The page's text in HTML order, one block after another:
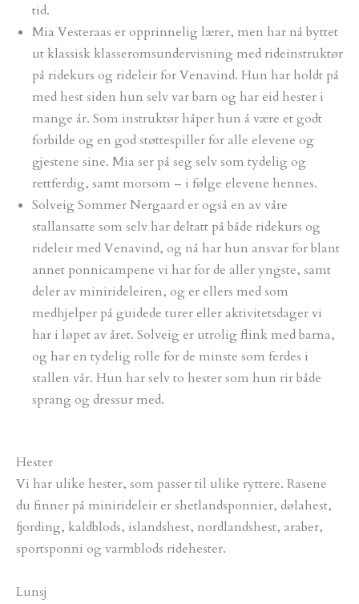
tid.
Mia Vesteraas er opprinnelig lærer, men har nå byttet
ut klassisk klasseromsundervisning med rideinstruktør
på ridekurs og rideleir for Venavind. Hun har holdt på
med hest siden hun selv var barn og har eid hester i
mange år. Som instruktør håper hun å være et godt
forbilde og en god støttespiller for alle elevene og
gjestene sine. Mia ser på seg selv som tydelig og
rettferdig, samt morsom – i følge elevene hennes.
Solveig Sommer Nergaard er også en av våre
stallansatte som selv har deltatt på både ridekurs og
rideleir med Venavind, og nå har hun ansvar for blant
annet ponnicampene vi har for de aller yngste, samt
deler av minirideleiren, og er ellers med som
medhjelper på guidede turer eller aktivitetsdager vi
har i løpet av året. Solveig er utrolig flink med barna,
og har en tydelig rolle for de minste som ferdes i
stallen vår. Hun har selv to hester som hun rir både
sprang og dressur med.
Hester
Vi har ulike hester, som passer til ulike ryttere. Rasene
du finner på minirideleir er shetlandsponnier, dølahest,
fjording, kaldblods, islandshest, nordlandshest, araber,
sportsponni og varmblods ridehester.
Lunsj